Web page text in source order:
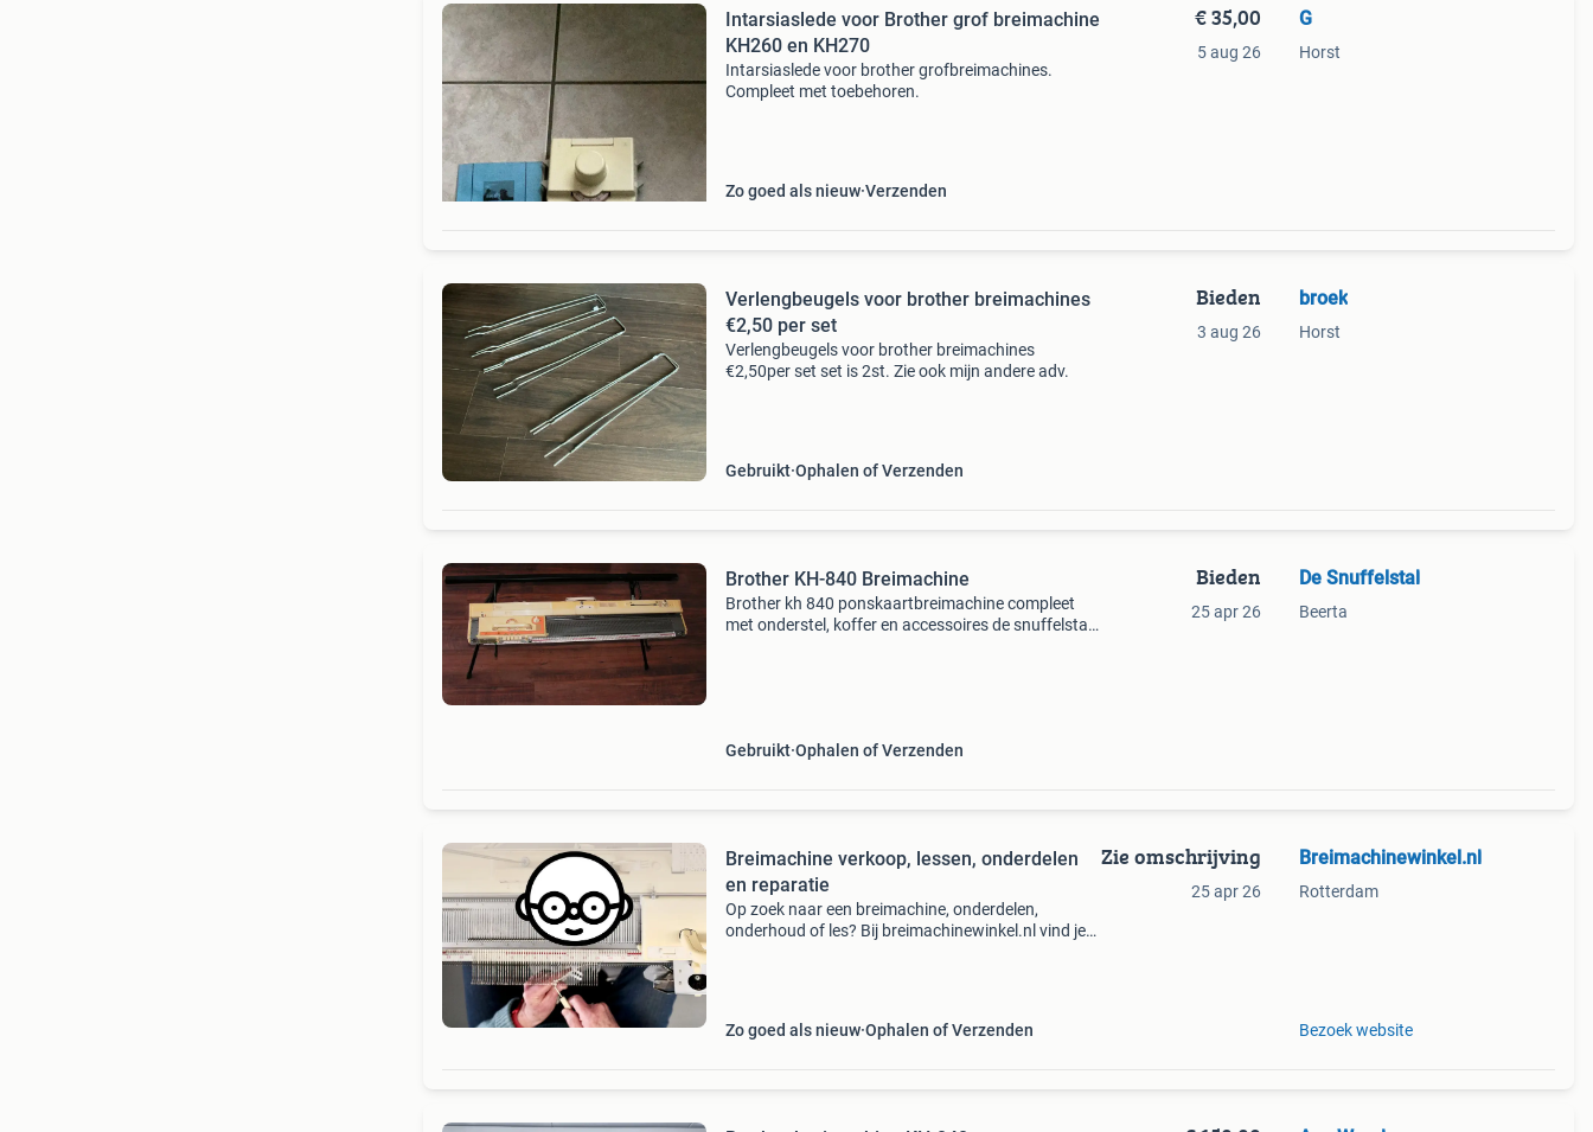
Intarsiaslede voor Brother grof breimachine
KH260 en KH270
Intarsiaslede voor brother grofbreimachines.
Compleet met toebehoren.
Zo goed als nieuw Verzenden
€ 35,00
5 aug 26
G
Horst
Verlengbeugels voor brother breimachines
€2,50 per set
Verlengbeugels voor brother breimachines
€2,50per set set is 2st. Zie ook mijn andere adv.
Gebruikt Ophalen of Verzenden
Bieden
3 aug 26
broek
Horst
Brother KH-840 Breimachine
Brother kh 840 ponskaartbreimachine compleet
met onderstel, koffer en accessoires de snuffelstal
Gebruikt Ophalen of Verzenden
Bieden
25 apr 26
De Snuffelstal
Beerta
Breimachine verkoop, lessen, onderdelen
en reparatie
Op zoek naar een breimachine, onderdelen,
onderhoud of les? Bij breimachinewinkel.nl vind je
Zo goed als nieuw Ophalen of Verzenden
Zie omschrijving
25 apr 26
Breimachinewinkel.nl
Rotterdam
Bezoek website